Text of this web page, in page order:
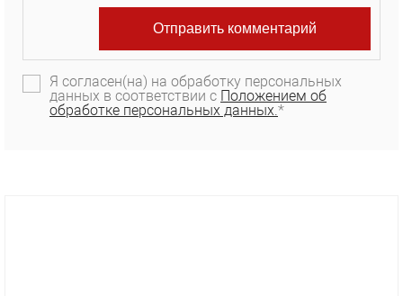
Я согласен(на) на обработку персональных
данных в соответствии с Положением об
обработке персональных данных.*